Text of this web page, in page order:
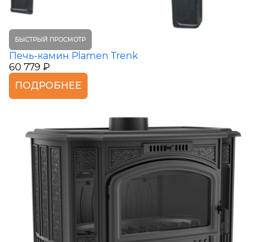
БЫСТРЫЙ ПРОСМОТР
Печь-камин Plamen Trenk
60 779 ₽
ПОДРОБНЕЕ